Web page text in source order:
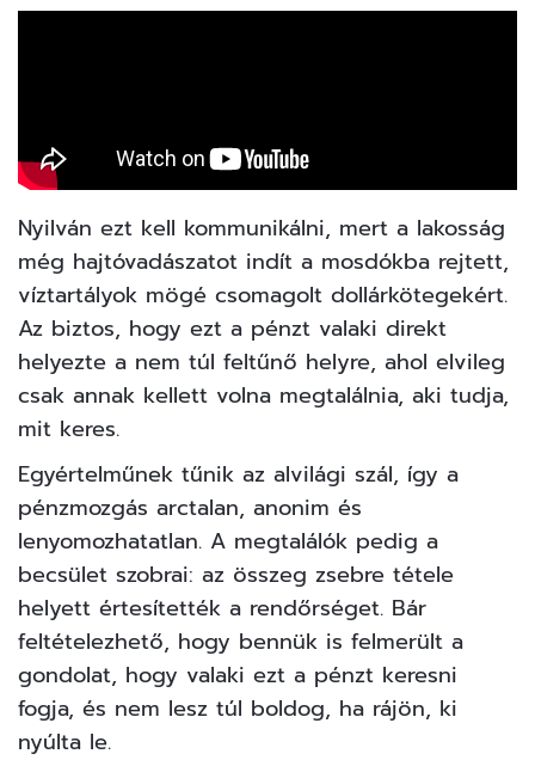
Nyilván ezt kell kommunikálni, mert a lakosság
még hajtóvadászatot indít a mosdókba rejtett,
víztartályok mögé csomagolt dollárkötegekért.
Az biztos, hogy ezt a pénzt valaki direkt
helyezte a nem túl feltűnő helyre, ahol elvileg
csak annak kellett volna megtalálnia, aki tudja,
mit keres.
Egyértelműnek tűnik az alvilági szál, így a
pénzmozgás arctalan, anonim és
lenyomozhatatlan. A megtalálók pedig a
becsület szobrai: az összeg zsebre tétele
helyett értesítették a rendőrséget. Bár
feltételezhető, hogy bennük is felmerült a
gondolat, hogy valaki ezt a pénzt keresni
fogja, és nem lesz túl boldog, ha rájön, ki
nyúlta le.